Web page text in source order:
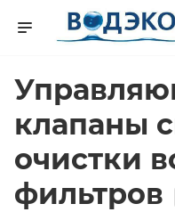
клапаны
очистки
фильтров